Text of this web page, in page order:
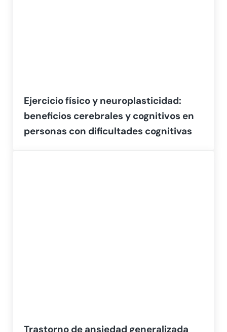
Ejercicio físico y neuroplasticidad:
beneficios cerebrales y cognitivos en
personas con dificultades cognitivas
Trastorno de ansiedad generalizada